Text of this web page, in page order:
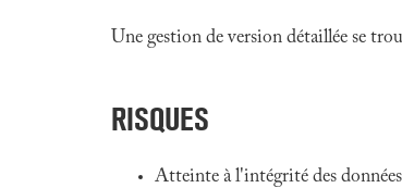
Une gestion de version détaillée se
RISQUES
Atteinte à l'intégrité des données